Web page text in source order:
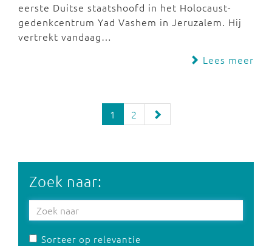
eerste Duitse staatshoofd in het Holocaust-
gedenkcentrum Yad Vashem in Jeruzalem. Hij
vertrekt vandaag…
Lees meer
1 2
Zoek naar:
Sorteer op relevantie